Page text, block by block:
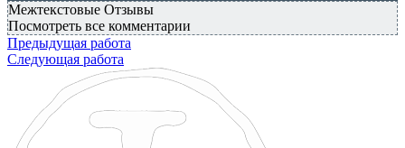
Межтекстовые Отзывы
Посмотреть все комментарии
Предыдущая работа
Следующая работа